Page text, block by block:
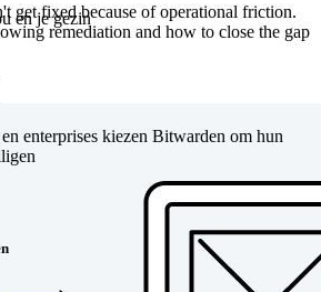
en je gezin
enterprises kiezen Bitwarden om hun
get fixed because of operational friction.
remediation and how to close the gap